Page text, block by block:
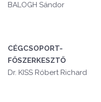
BALOGH Sándor
CÉGCSOPORT-
FŐSZERKESZTŐ
Dr. KISS Róbert Richard